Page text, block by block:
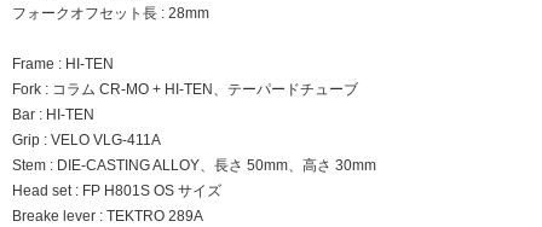
フォークオフセット長 : 28mm
Frame : HI-TEN
Fork : コラム CR-MO + HI-TEN、テーパードチューブ
Bar : HI-TEN
Grip : VELO VLG-411A
Stem : DIE-CASTING ALLOY、長さ 50mm、高さ 30mm
Head set : FP H801S OS サイズ
Breake lever : TEKTRO 289A